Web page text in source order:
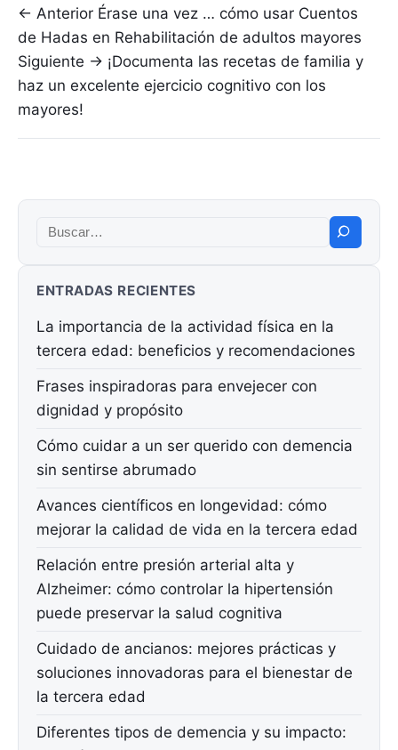
Navegación de entradas
← Anterior Érase una vez … cómo usar Cuentos
de Hadas en Rehabilitación de adultos mayores
Siguiente → ¡Documenta las recetas de familia y
haz un excelente ejercicio cognitivo con los
mayores!
Buscar:
ENTRADAS RECIENTES
La importancia de la actividad física en la
tercera edad: beneficios y recomendaciones
Frases inspiradoras para envejecer con
dignidad y propósito
Cómo cuidar a un ser querido con demencia
sin sentirse abrumado
Avances científicos en longevidad: cómo
mejorar la calidad de vida en la tercera edad
Relación entre presión arterial alta y
Alzheimer: cómo controlar la hipertensión
puede preservar la salud cognitiva
Cuidado de ancianos: mejores prácticas y
soluciones innovadoras para el bienestar de
la tercera edad
Diferentes tipos de demencia y su impacto: